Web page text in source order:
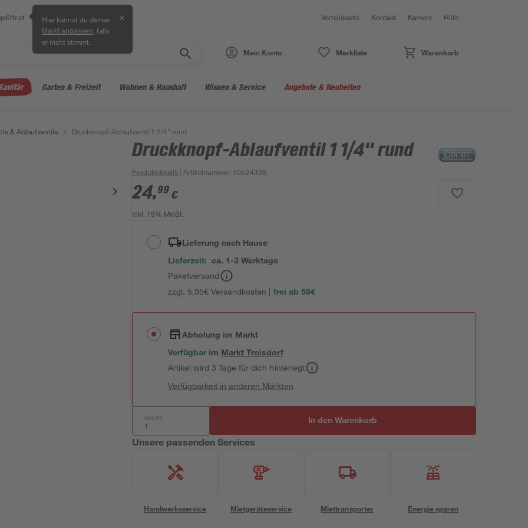
Hier kannst du deinen
Markt anpassen , falls
er nicht stimmt.
✕ Vorteilskarte Kontakt Karriere Hilfe
Mein Konto Merkliste Warenkorb
Garten & Freizeit Wohnen & Haushalt Wissen & Service Angebote & Neuheiten
& Ablaufventile / Druckknopf-Ablaufventil 1 1/4" rund
Druckknopf-Ablaufventil 1 1/4" rund
Produktdetails | Artikelnummer: 10524336
24,99 €
inkl. 19% MwSt.
Lieferung nach Hause
Lieferzeit: ca. 1-3 Werktage
Paketversand
zzgl. 5,95€ Versandkosten | frei ab 59€
Abholung im Markt
Verfügbar im MarktTroisdorf
Artikel wird 3 Tage für dich hinterlegt
Verfügbarkeit in anderen Märkten
Anzahl: In den Warenkorb
Unsere passenden Services
Handwerksservice Mietgeräteservice Miettransporter Energie sparen